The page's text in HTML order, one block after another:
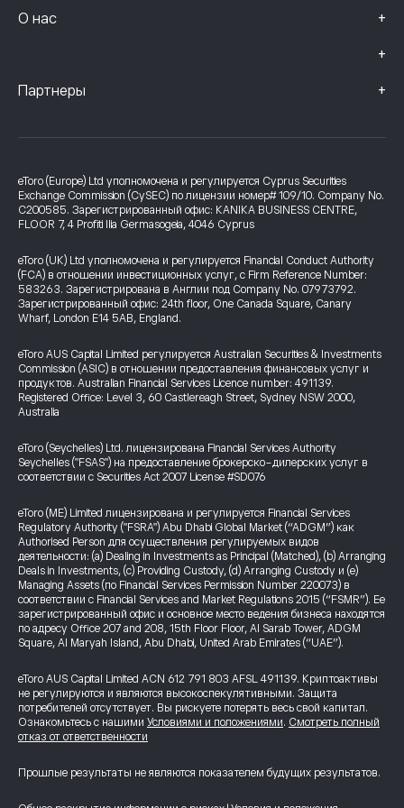
О нас +
+
Партнеры +
eToro (Europe) Ltd уполномочена и регулируется Cyprus Securities
Exchange Commission (CySEC) по лицензии номер# 109/10. Company No.
C200585. Зарегистрированный офис: KANIKA BUSINESS CENTRE,
FLOOR 7, 4 Profiti Ilia Germasogeia, 4046 Cyprus
eToro (UK) Ltd уполномочена и регулируется Financial Conduct Authority
(FCA) в отношении инвестиционных услуг, с Firm Reference Number:
583263. Зарегистрирована в Англии под Company No. 07973792.
Зарегистрированный офис: 24th floor, One Canada Square, Canary
Wharf, London E14 5AB, England.
eToro AUS Capital Limited регулируется Australian Securities & Investments
Commission (ASIC) в отношении предоставления финансовых услуг и
продуктов. Australian Financial Services Licence number: 491139.
Registered Office: Level 3, 60 Castlereagh Street, Sydney NSW 2000,
Australia
eToro (Seychelles) Ltd. лицензирована Financial Services Authority
Seychelles ("FSAS") на предоставление брокерско-дилерских услуг в
соответствии с Securities Act 2007 License #SD076
eToro (ME) Limited лицензирована и регулируется Financial Services
Regulatory Authority ("FSRA") Abu Dhabi Global Market (“ADGM”) как
Authorised Person для осуществления регулируемых видов
деятельности: (a) Dealing in Investments as Principal (Matched), (b) Arranging
Deals in Investments, (c) Providing Custody, (d) Arranging Custody и (e)
Managing Assets (по Financial Services Permission Number 220073) в
соответствии с Financial Services and Market Regulations 2015 (“FSMR”). Ее
зарегистрированный офис и основное место ведения бизнеса находятся
по адресу Office 207 and 208, 15th Floor Floor, Al Sarab Tower, ADGM
Square, Al Maryah Island, Abu Dhabi, United Arab Emirates (“UAE”).
eToro AUS Capital Limited ACN 612 791 803 AFSL 491139. Криптоактивы
не регулируются и являются высокоспекулятивными. Защита
потребителей отсутствует. Вы рискуете потерять весь свой капитал.
Ознакомьтесь с нашими Условиями и положениями. Смотреть полный
отказ от ответственности
Прошлые результаты не являются показателем будущих результатов.